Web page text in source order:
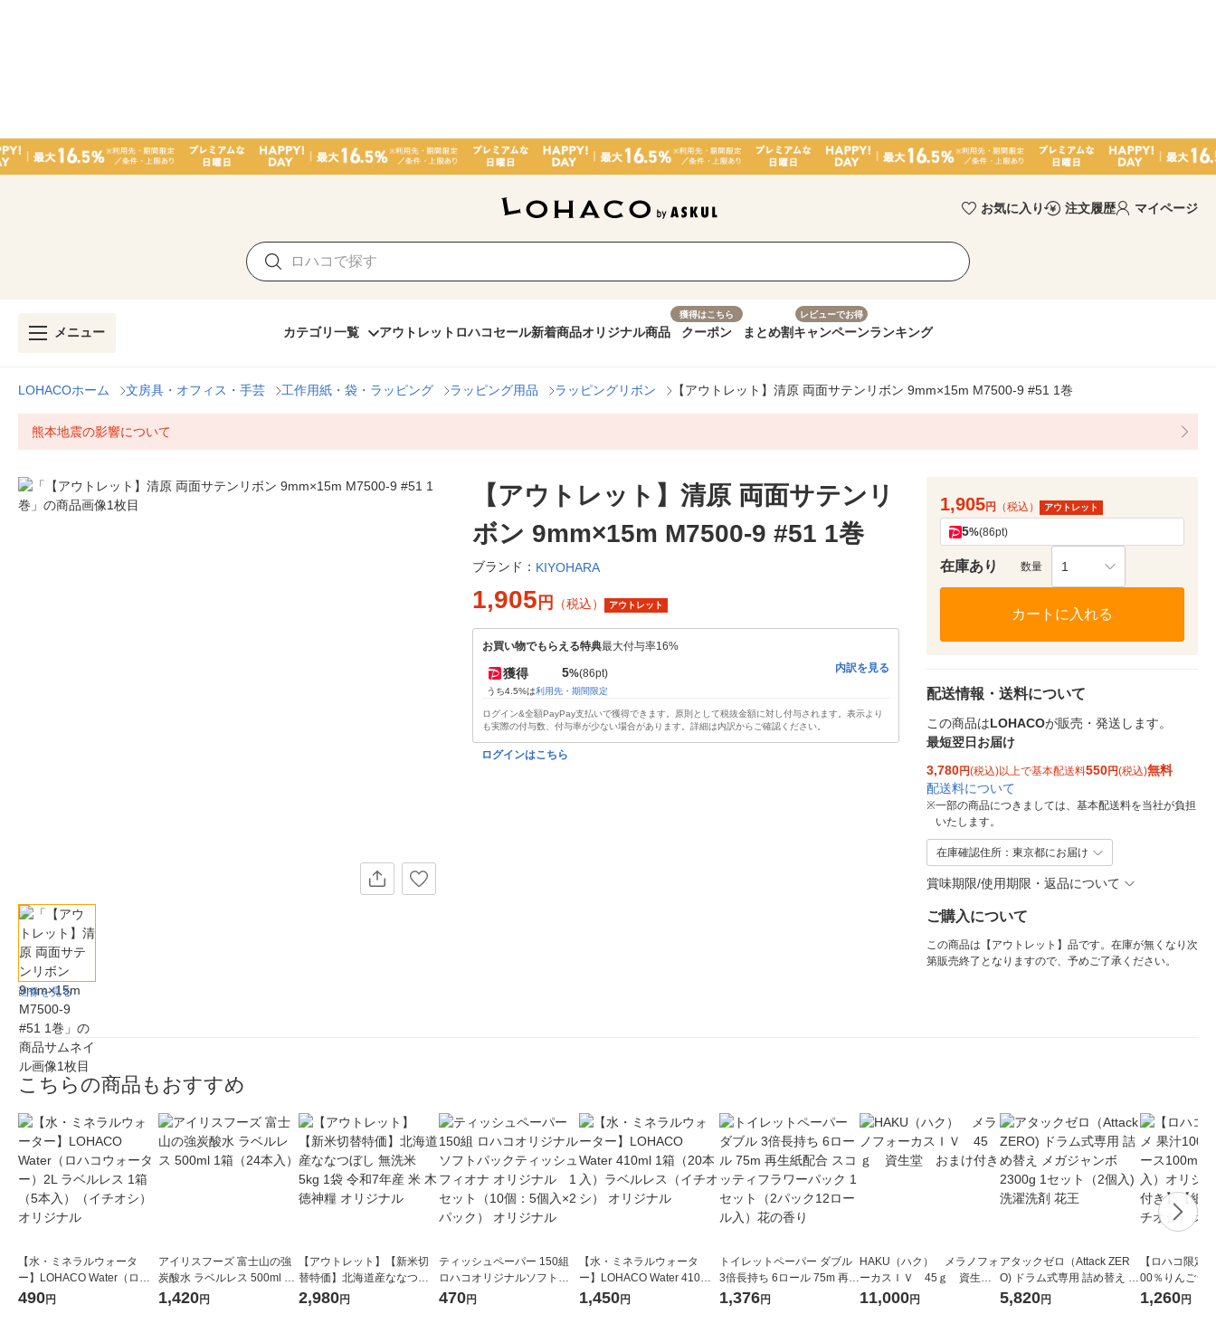
お気に入り 注文履歴 マイページ
メニュー カテゴリ一覧 アウトレット ロハコセール新着商品オリジナル商品
獲得はこちら
クーポン まとめ割
レビューでお得
キャンペーンランキング
LOHACOホーム 文房具・オフィス・手芸 工作用紙・袋・ラッピング ラッピング用品 ラッピングリボン 【アウトレット】清原 両面サテンリボン 9mm×15m M7500-9 #51 1巻
熊本地震の影響について
画像を見る
【アウトレット】清原 両面サテンリ
ボン 9mm×15m M7500-9 #51 1巻
ブランド： KIYOHARA
1,905 円 （税込） アウトレット
お買い物でもらえる特典最大付与率16%
獲得 5%(86pt)
うち4.5%は利用先・期間限定
内訳を見る
ログイン&全額PayPay支払いで獲得できます。原則として税抜金額に対し付与されます。表示より
も実際の付与数、付与率が少ない場合があります。詳細は内訳からご確認ください。
ログインはこちら
1,905円 （税込） アウトレット
5%(86pt)
在庫あり 数量 1
カートに入れる
配送情報・送料について
この商品はLOHACOが販売・発送します。
最短翌日お届け
3,780円(税込)以上で基本配送料550円(税込)無料
配送料について
※一部の商品につきましては、基本配送料を当社が負担
いたします。
在庫確認住所：東京都にお届け
賞味期限/使用期限・返品について
ご購入について
この商品は【アウトレット】品です。在庫が無くなり次
第販売終了となりますので、予めご了承ください。
こちらの商品もおすすめ
【水・ミネラルウォータ
ー】LOHACO Water（ロハ
コウォーター）2L ラベルレ
490円
アイリスフーズ 富士山の強
炭酸水 ラベルレス 500ml 1
箱（24本入）
1,420円
【アウトレット】【新米切
替特価】北海道産ななつぼ
し 無洗米 5kg 1袋 令和7年産
2,980円
ティッシュペーパー 150組
ロハコオリジナルソフトパ
ックティッシュ フィオナ オ
470円
【水・ミネラルウォータ
ー】LOHACO Water 410ml
1箱（20本入）ラベルレス
1,450円
トイレットペーパー ダブル
3倍長持ち 6ロール 75m 再生
紙配合 スコッティフラワー
1,376円
HAKU（ハク） メラノフォ
ーカスＩＶ 45ｇ 資生
堂 おまけ付き
11,000円
アタックゼロ（Attack ZER
O) ドラム式専用 詰め替え メ
ガジャンボ 2300g 1セット
5,820円
【ロハコ限定
00％りんごジ
箱（18本入）
1,260円